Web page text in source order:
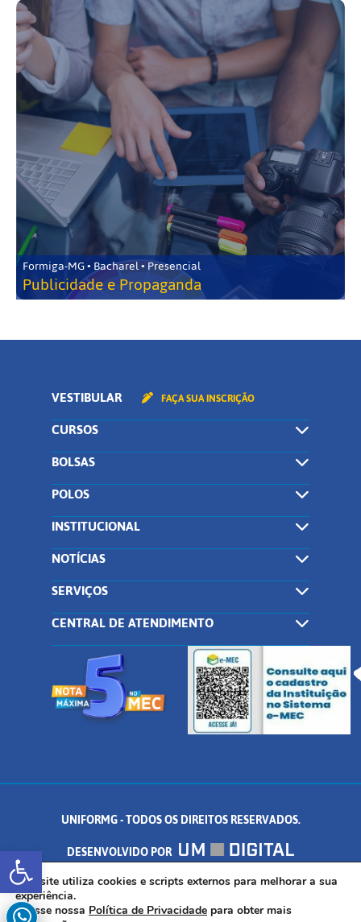
Abrir a barra de ferramentas
Formiga-MG • Bacharel • Presencial
Publicidade e Propaganda
VESTIBULAR FAÇA SUA INSCRIÇÃO
CURSOS
BOLSAS
POLOS
INSTITUCIONAL
NOTÍCIAS
SERVIÇOS
CENTRAL DE ATENDIMENTO
UNIFORMG - TODOS OS DIREITOS RESERVADOS.
DESENVOLVIDO POR
AV. DR. ARNALDO DE SENNA, 328 - PALMEIRAS, FORMIGA/MG - CEP:
35.574.530
Este site utiliza cookies e scripts externos para melhorar a sua
experiência.
Acesse nossa Política de Privacidade para obter mais